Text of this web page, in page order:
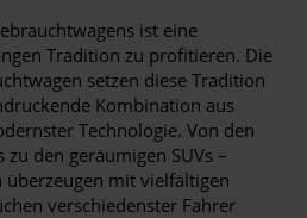
ist eine
Tradition zu profitieren. Die
setzen diese Tradition
Kombination aus
Technologie. Von den
den geräumigen SUVs –
überzeugen mit vielfältigen
verschiedenster Fahrer